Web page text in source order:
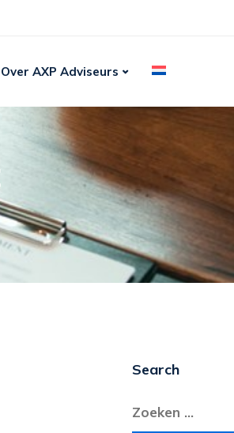
Over AXP Adviseurs
Search